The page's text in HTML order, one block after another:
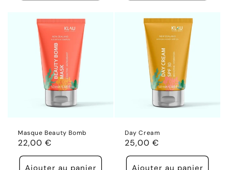
Masque Beauty Bomb
Prix
habituel
22,00 €
Ajouter au panier
Day Cream
Prix
habituel
25,00 €
Ajouter au panier